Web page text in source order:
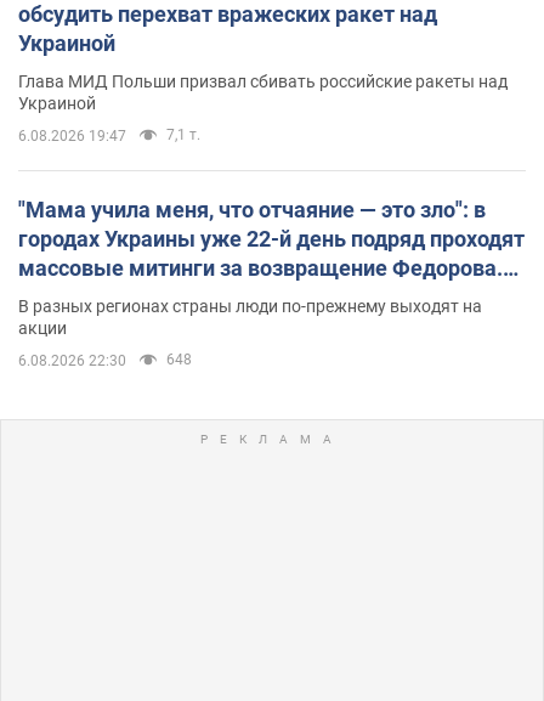
обсудить перехват вражеских ракет над
Украиной
Глава МИД Польши призвал сбивать российские ракеты над
Украиной
6.08.2026 19:47 7,1 т.
"Мама учила меня, что отчаяние — это зло": в
городах Украины уже 22-й день подряд проходят
массовые митинги за возвращение Федорова.
Фото и видео
В разных регионах страны люди по-прежнему выходят на
акции
6.08.2026 22:30 648